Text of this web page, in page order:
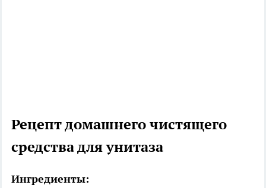
Рецепт домашнего чистящего
средства для унитаза
Ингредиенты: